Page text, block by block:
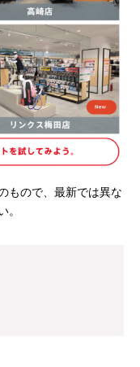
もので、最新では異な
。